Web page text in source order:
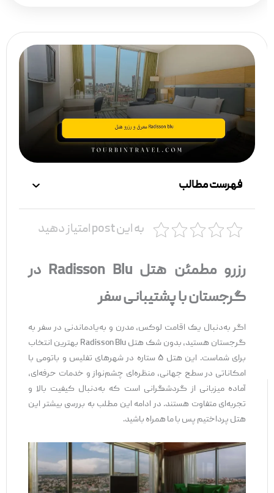
فهرست مطالب
به این post امتیاز دهید
رزرو مطمئن هتل Radisson Blu در
گرجستان با پشتیبانی سفر
اگر به‌دنبال یک اقامت لوکس، مدرن و به‌یادماندنی در سفر به
گرجستان هستید، بدون شک هتل Radisson Blu بهترین انتخاب
برای شماست. این هتل ۵ ستاره در شهرهای تفلیس و باتومی با
امکاناتی در سطح جهانی، منظره‌ای چشم‌نواز و خدمات حرفه‌ای،
آماده میزبانی از گردشگرانی است که به‌دنبال کیفیت بالا و
تجربه‌ای متفاوت هستند. در ادامه این مطلب به بررسی بیشتر این
هتل پرداختیم پس با ما همراه باشید.